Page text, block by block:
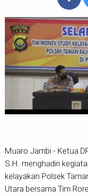
Muaro Jambi - Ketua
S.H. menghadiri
kelayakan Polsek
Utara bersama Tim